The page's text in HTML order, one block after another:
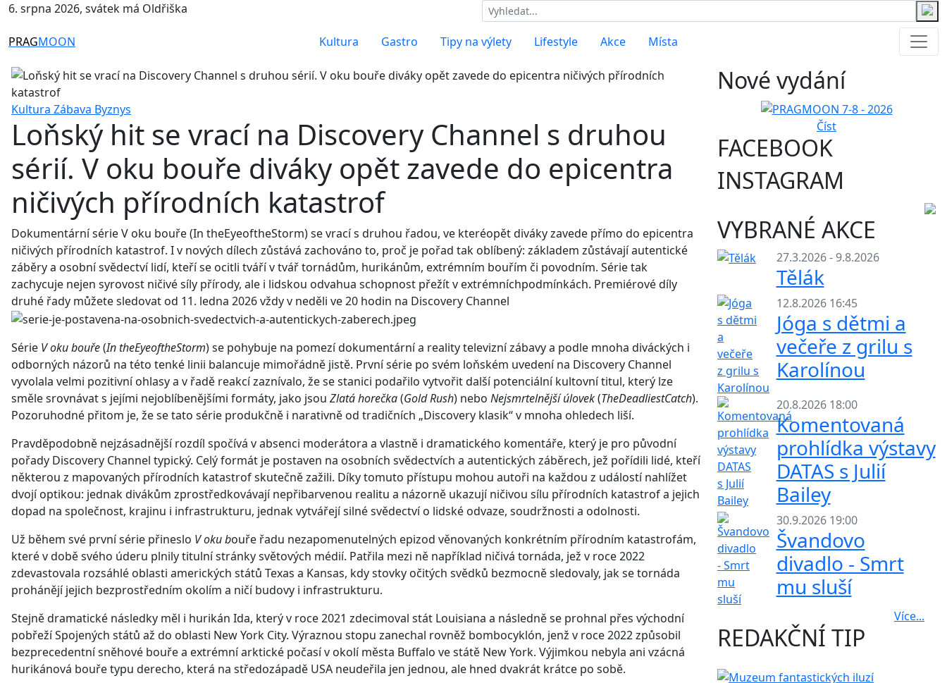
6. srpna 2026, svátek má Oldřiška
PRAGMOON Kultura Gastro Tipy na výlety Lifestyle Akce Místa
Kultura Zábava Byznys
Loňský hit se vrací na Discovery Channel s druhou
sérií. V oku bouře diváky opět zavede do epicentra
ničivých přírodních katastrof
Dokumentární série V oku bouře (In theEyeoftheStorm) se vrací s druhou řadou, ve kteréopět diváky zavede přímo do epicentra
ničivých přírodních katastrof. I v nových dílech zůstává zachováno to, proč je pořad tak oblíbený: základem zůstávají autentické
záběry a osobní svědectví lidí, kteří se ocitli tváří v tvář tornádům, hurikánům, extrémním bouřím či povodním. Série tak
zachycuje nejen syrovost ničivé síly přírody, ale i lidskou odvahua schopnost přežít v extrémníchpodmínkách. Premiérové díly
druhé řady můžete sledovat od 11. ledna 2026 vždy v neděli ve 20 hodin na Discovery Channel
Série V oku bouře(In theEyeoftheStorm) se pohybuje na pomezí dokumentární a reality televizní zábavy a podle mnoha diváckých i
odborných názorů na této tenké linii balancuje mimořádně jistě. První série po svém loňském uvedení na Discovery Channel
vyvolala velmi pozitivní ohlasy a v řadě reakcí zaznívalo, že se stanici podařilo vytvořit další potenciální kultovní titul, který lze
směle srovnávat s jejími nejoblíbenějšími formáty, jako jsou Zlatá horečka(Gold Rush) nebo Nejsmrtelnější úlovek(TheDeadliestCatch).
Pozoruhodné přitom je, že se tato série produkčně i narativně od tradičních „Discovery klasik“ v mnoha ohledech liší.
Pravděpodobně nejzásadnější rozdíl spočívá v absenci moderátora a vlastně i dramatického komentáře, který je pro původní
pořady Discovery Channel typický. Celý formát je postaven na osobních svědectvích a autentických záběrech, jež pořídili lidé, kteří
některou z mapovaných přírodních katastrof skutečně zažili. Díky tomuto přístupu mohou autoři na každou z událostí nahlížet
dvojí optikou: jednak divákům zprostředkovávají nepřibarvenou realitu a názorně ukazují ničivou sílu přírodních katastrof a jejich
dopad na společnost, krajinu i infrastrukturu, jednak vytvářejí silné svědectví o lidské odvaze, soudržnosti a odolnosti.
Už během své první série přineslo V oku bouře řadu nezapomenutelných epizod věnovaných konkrétním přírodním katastrofám,
které v době svého úderu plnily titulní stránky světových médií. Patřila mezi ně například ničivá tornáda, jež v roce 2022
zdevastovala rozsáhlé oblasti amerických států Texas a Kansas, kdy stovky očitých svědků bezmocně sledovaly, jak se tornáda
prohánějí jejich bezprostředním okolím a ničí budovy i infrastrukturu.
Stejně dramatické následky měl i hurikán Ida, který v roce 2021 zdecimoval stát Louisiana a následně se prohnal přes východní
pobřeží Spojených států až do oblasti New York City. Výraznou stopu zanechal rovněž bombocyklón, jenž v roce 2022 způsobil
bezprecedentní sněhové bouře a extrémní arktické počasí v okolí města Buffalo ve státě New York. Výjimkou nebyla ani vzácná
hurikánová bouře typu derecho, která na středozápadě USA neudeřila jen jednou, ale hned dvakrát krátce po sobě.
Nové vydání
Číst
FACEBOOK
INSTAGRAM
VYBRANÉ AKCE
27.3.2026 - 9.8.2026
Tělák
12.8.2026 16:45
Jóga s dětmi a
večeře z grilu s
Karolínou
20.8.2026 18:00
Komentovaná
prohlídka výstavy
DATAS s Julií
Bailey
30.9.2026 19:00
Švandovo
divadlo - Smrt
mu sluší
Více...
REDAKČNÍ TIP